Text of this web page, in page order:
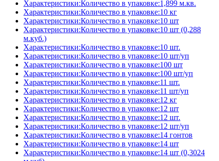
Характеристики:Количество в упаковке:1,899 м.кв.
Характеристики:Количество в упаковке:10 кг
Характеристики:Количество в упаковке:10 шт
Характеристики:Количество в упаковке:10 шт (0,288
м.куб.)
Характеристики:Количество в упаковке:10 шт.
Характеристики:Количество в упаковке:10 шт/уп
Характеристики:Количество в упаковке:100 шт
Характеристики:Количество в упаковке:100 шт/уп
Характеристики:Количество в упаковке:11 шт.
Характеристики:Количество в упаковке:11 шт/уп
Характеристики:Количество в упаковке:12 кг
Характеристики:Количество в упаковке:12 шт
Характеристики:Количество в упаковке:12 шт.
Характеристики:Количество в упаковке:12 шт/уп
Характеристики:Количество в упаковке:14 гонтов
Характеристики:Количество в упаковке:14 шт
Характеристики:Количество в упаковке:14 шт (0,3024